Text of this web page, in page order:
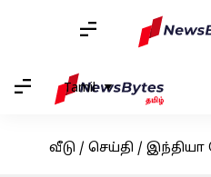
Tamil
வீடு / செய்தி / இந்தியா